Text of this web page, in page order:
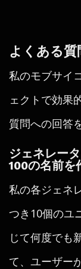
よくある質
私のモブサイ
ェクトで効果
質問への回答
ジェネレー
100の名前を
私の各ジェネ
つき10個のユ
じて何度でも
て、ユーザー